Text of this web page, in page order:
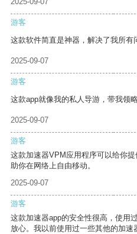
游客
这款软件简直是神器，解决了我所有
2025-09-07
游客
这款app就像我的私人导游，带我领
2025-09-07
游客
这款加速器VPM应用程序可以给你
助你在网络上自由移动。
2025-09-07
游客
这款加速器app的安全性很高，使用
放心。我以前使用过一些其他的加